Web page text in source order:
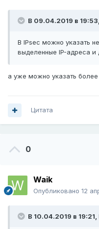
В 09.04.2019 в 19:53,
В IPsec можно указать
выделенные IP-адреса и
а уже можно указать
Цитата
0
Waik
Опубликовано 12
В 10.04.2019 в 19:21,